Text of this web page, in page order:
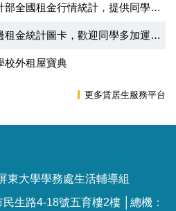
國租金行情統計，提供同學租屋參考。
統計圖卡，歡迎同學多加運用參考。
校外租屋寶典
更多賃居生服務平台
東大學學務處生活輔導組
生路4-18號五育樓2樓 │總機：